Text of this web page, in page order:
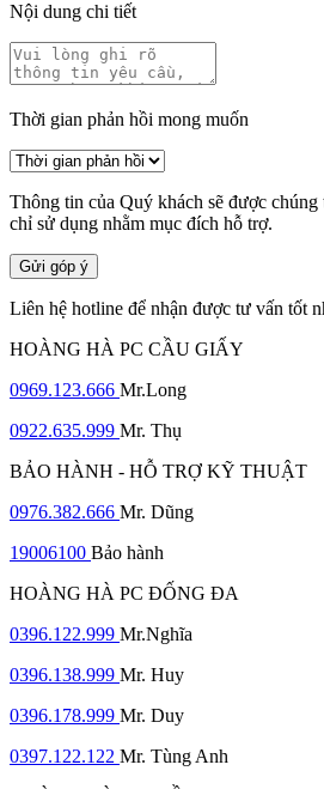
Nội dung chi tiết
Thời gian phản hồi mong muốn
Thông tin của Quý khách sẽ được chúng
chỉ sử dụng nhằm mục đích hỗ trợ.
Gửi góp ý
Liên hệ hotline để nhận được tư vấn tốt
HOÀNG HÀ PC CẦU GIẤY
0969.123.666 Mr.Long
0922.635.999 Mr. Thụ
BẢO HÀNH - HỖ TRỢ KỸ THUẬT
0976.382.666 Mr. Dũng
19006100 Bảo hành
HOÀNG HÀ PC ĐỐNG ĐA
0396.122.999 Mr.Nghĩa
0396.138.999 Mr. Huy
0396.178.999 Mr. Duy
0397.122.122 Mr. Tùng Anh